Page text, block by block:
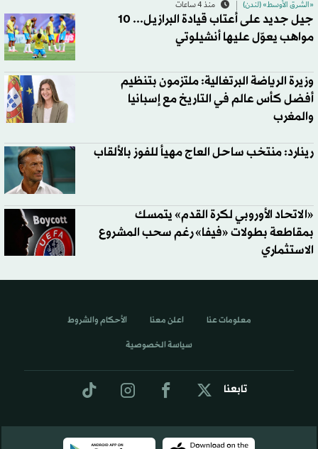
«الشرق الأوسط» (لندن) منذ 4 ساعات
جيل جديد على أعتاب قيادة البرازيل... 10
مواهب يعوّل عليها أنشيلوتي
وزيرة الرياضة البرتغالية: ملتزمون بتنظيم
أفضل كأس عالم في التاريخ مع إسبانيا
والمغرب
رينارد: منتخب ساحل العاج مهيأ للفوز بالألقاب
«الاتحاد الأوروبي لكرة القدم» يتمسك
بمقاطعة بطولات «فيفا» رغم سحب المشروع
الاستثماري
تابعنا
معلومات عنا اعلن معنا الأحكام والشروط
سياسة الخصوصية